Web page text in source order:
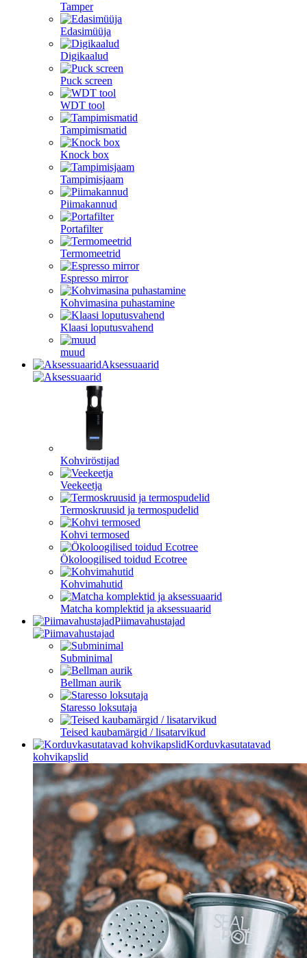
Tamper
Edasimüüja
Digikaalud
Puck screen
WDT tool
Tampimismatid
Knock box
Tampimisjaam
Piimakannud
Portafilter
Termomeetrid
Espresso mirror
Kohvimasina puhastamine
Klaasi loputusvahend
muud
Aksessuaarid
Kohviröstijad
Veekeetja
Termoskruusid ja termospudelid
Kohvi termosed
Ökoloogilised toidud Ecotree
Kohvimahutid
Matcha komplektid ja aksessuaarid
Piimavahustajad
Subminimal
Bellman aurik
Staresso loksutaja
Teised kaubamärgid / lisatarvikud
Korduvkasutatavad
kohvikapslid